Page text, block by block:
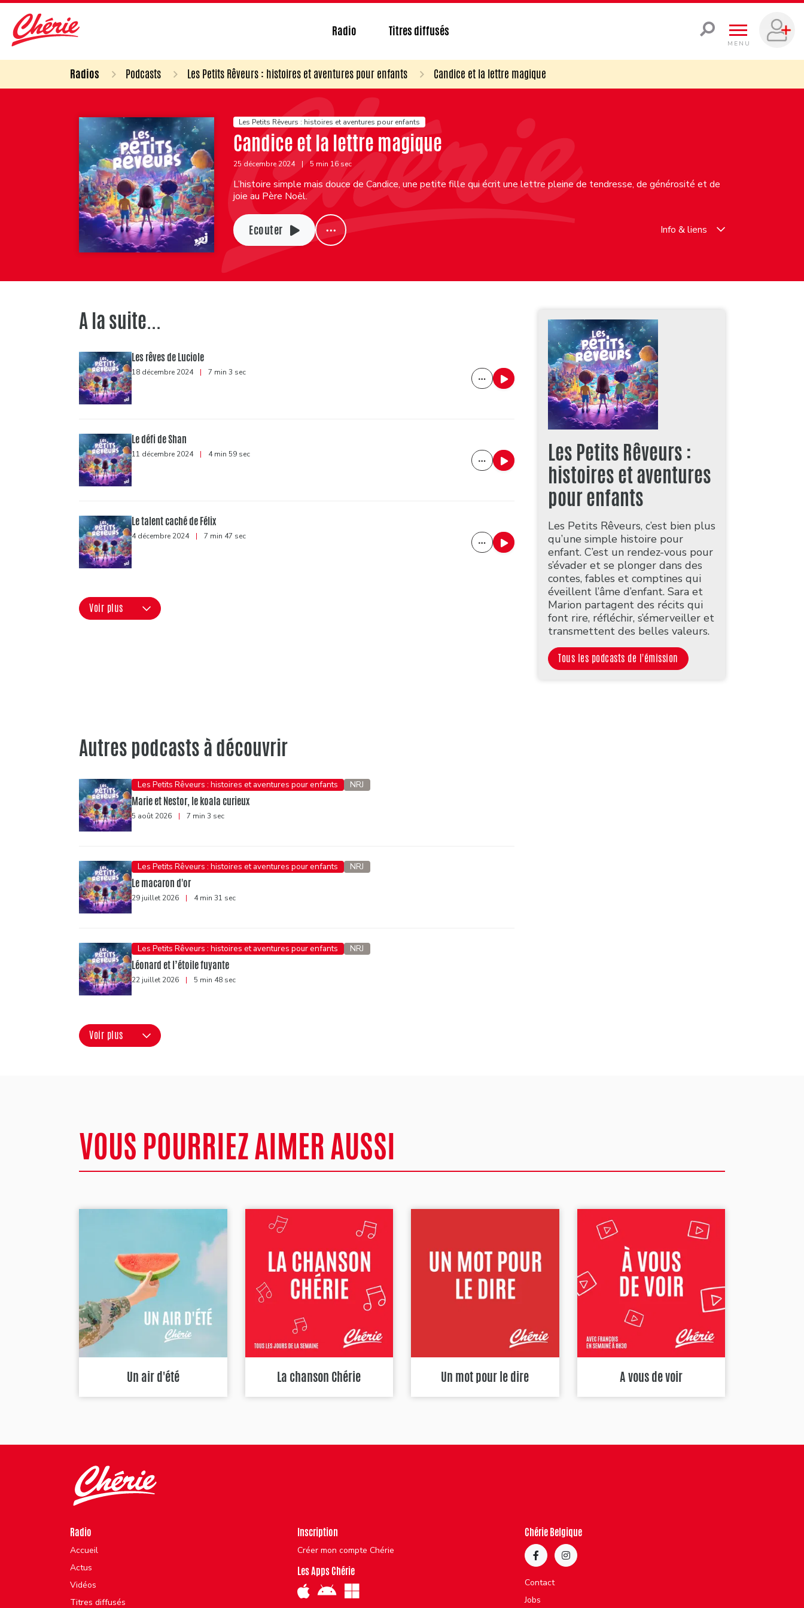
Radio Titres diffusés
MENU
Radios Podcasts Les Petits Rêveurs : histoires et aventures pour enfants Candice et la lettre magique
Les Petits Rêveurs : histoires et aventures pour enfants
Candice et la lettre magique
25 décembre 2024 | 5 min 16 sec
L’histoire simple mais douce de Candice, une petite fille qui écrit une lettre pleine de tendresse, de générosité et de
joie au Père Noël.
Ecouter Info & liens
A la suite...
Les rêves de Luciole
18 décembre 2024 | 7 min 3 sec
Le défi de Shan
11 décembre 2024 | 4 min 59 sec
Le talent caché de Félix
4 décembre 2024 | 7 min 47 sec
Voir plus
Les Petits Rêveurs :
histoires et aventures
pour enfants
Les Petits Rêveurs, c’est bien plus
qu’une simple histoire pour
enfant. C’est un rendez-vous pour
s’évader et se plonger dans des
contes, fables et comptines qui
éveillent l’âme d’enfant. Sara et
Marion partagent des récits qui
font rire, réfléchir, s’émerveiller et
transmettent des belles valeurs.
Tous les podcasts de l'émission
Autres podcasts à découvrir
Les Petits Rêveurs : histoires et aventures pour enfants NRJ
Marie et Nestor, le koala curieux
5 août 2026 | 7 min 3 sec
Les Petits Rêveurs : histoires et aventures pour enfants NRJ
Le macaron d'or
29 juillet 2026 | 4 min 31 sec
Les Petits Rêveurs : histoires et aventures pour enfants NRJ
Léonard et l’étoile fuyante
22 juillet 2026 | 5 min 48 sec
Voir plus
VOUS POURRIEZ AIMER AUSSI
Un air d'été La chanson Chérie Un mot pour le dire A vous de voir
Radio
Accueil
Actus
Vidéos
Titres diffusés
Inscription
Créer mon compte Chérie
Les Apps Chérie
Chérie Belgique
Contact
Jobs